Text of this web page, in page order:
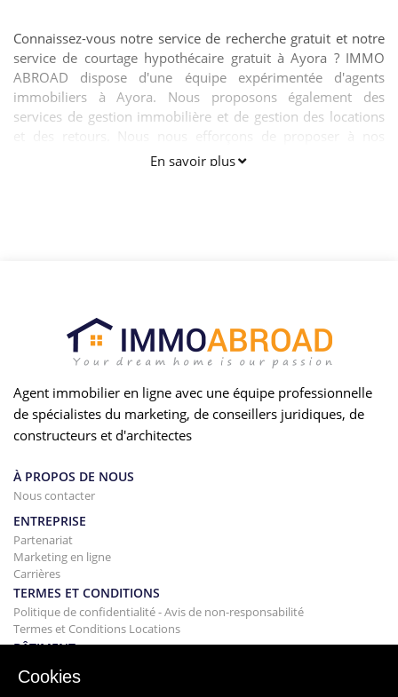
Connaissez-vous notre service de recherche gratuit et notre
service de courtage hypothécaire gratuit à Ayora ? IMMO
ABROAD dispose d'une équipe expérimentée d'agents
immobiliers à Ayora. Nous proposons également des
services de gestion immobilière et de gestion des locations
et des retours. Nous nous efforçons de proposer à nos
clients une gamme complète afin que vous puissiez profiter
En savoir plus
Agent immobilier en ligne avec une équipe professionnelle
de spécialistes du marketing, de conseillers juridiques, de
constructeurs et d'architectes
À PROPOS DE NOUS
Nous contacter
ENTREPRISE
Partenariat
Marketing en ligne
Carrières
TERMES ET CONDITIONS
Politique de confidentialité - Avis de non-responsabilité
Termes et Conditions Locations
BÂTIMENT
Projets
Cookies